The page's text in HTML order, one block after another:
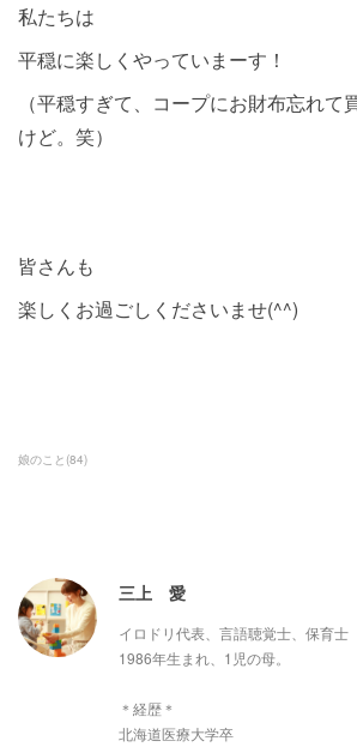
私たちは
平穏に楽しくやっていまーす！
（平穏すぎて、コープにお財布忘れて
けど。笑）
皆さんも
楽しくお過ごしくださいませ(^^)
娘のこと (84)
三上 愛
イロドリ代表、言語聴覚士、保育士
1986年生まれ、1児の母。
＊経歴＊
北海道医療大学卒